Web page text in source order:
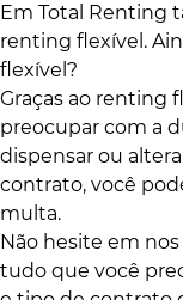
Em Total Renting
renting flexível.
flexível?
Graças ao renting
preocupar com a
dispensar ou
contrato, você
multa.
Não hesite em
tudo que você